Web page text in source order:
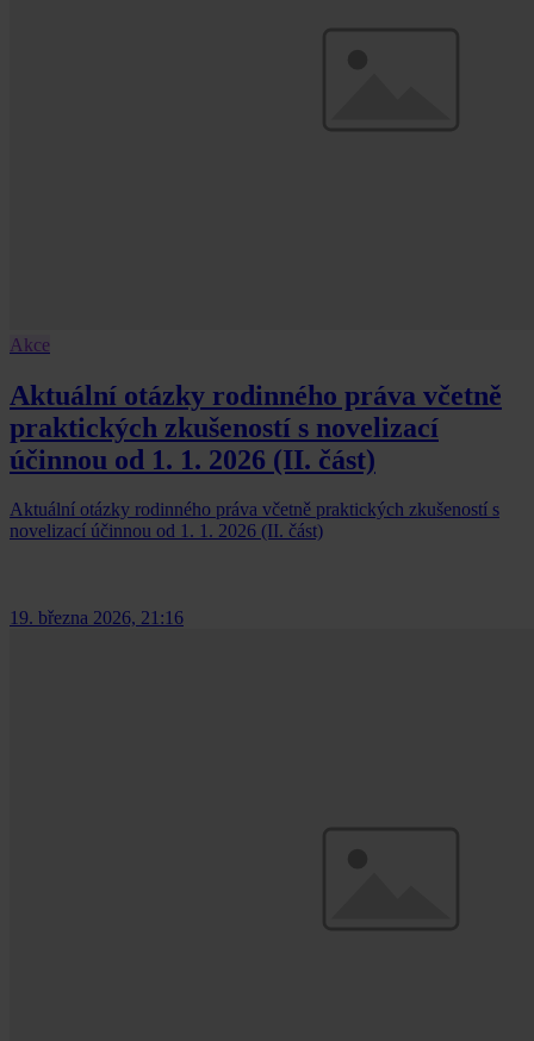
Akce
Aktuální otázky rodinného práva včetně
praktických zkušeností s novelizací
účinnou od 1. 1. 2026 (II. část)
Aktuální otázky rodinného práva včetně praktických zkušeností s
novelizací účinnou od 1. 1. 2026 (II. část)
19. března 2026, 21:16